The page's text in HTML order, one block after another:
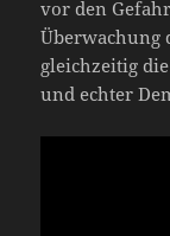
vor den
Überwachung
gleichzeitig
und echter